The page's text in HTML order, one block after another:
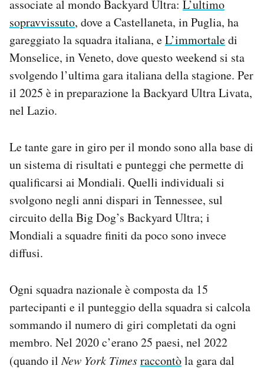
associate al mondo Backyard Ultra: L’ultimo
sopravvissuto, dove a Castellaneta, in Puglia, ha
gareggiato la squadra italiana, eL’immortaledi
Monselice, in Veneto, dove questo weekend si sta
svolgendo l’ultima gara italiana della stagione. Per
il 2025 è in preparazione la Backyard Ultra Livata,
nel Lazio.
Le tante gare in giro per il mondo sono alla base di
un sistema di risultati e punteggi che permette di
qualificarsi ai Mondiali. Quelli individuali si
svolgono negli anni dispari in Tennessee, sul
circuito della Big Dog’s Backyard Ultra; i
Mondiali a squadre finiti da poco sono invece
diffusi.
Ogni squadra nazionale è composta da 15
partecipanti e il punteggio della squadra si calcola
sommando il numero di giri completati da ogni
membro. Nel 2020 c’erano 25 paesi, nel 2022
(quando ilNew York Timesraccontòla gara dal